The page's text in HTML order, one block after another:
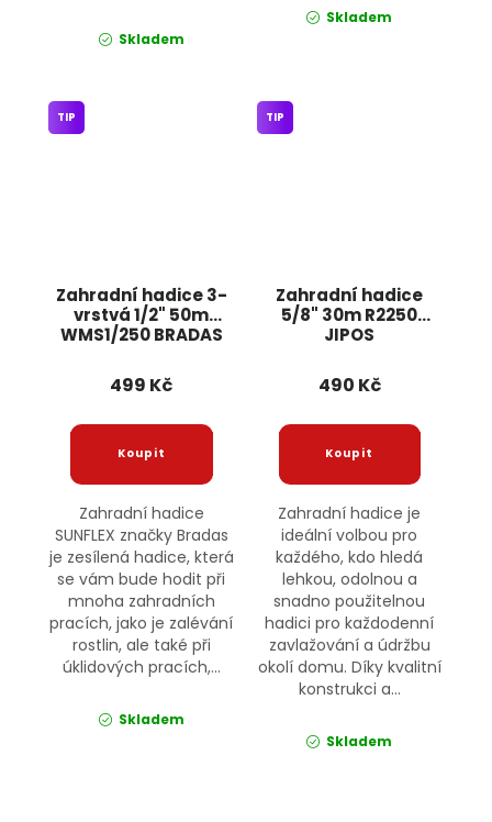
Skladem
Skladem
Zahradní hadice 3-
vrstvá 1/2" 50m
WMS1/250 BRADAS
TIP
499 Kč
Zahradní hadice
SUNFLEX značky Bradas
je zesílená hadice, která
se vám bude hodit při
mnoha zahradních
pracích, jako je zalévání
rostlin, ale také při
úklidových pracích,...
Skladem
Zahradní hadice
5/8" 30m R2250
JIPOS
TIP
490 Kč
Zahradní hadice je
ideální volbou pro
každého, kdo hledá
lehkou, odolnou a
snadno použitelnou
hadici pro každodenní
zavlažování a údržbu
okolí domu. Díky kvalitní
konstrukci a...
Skladem